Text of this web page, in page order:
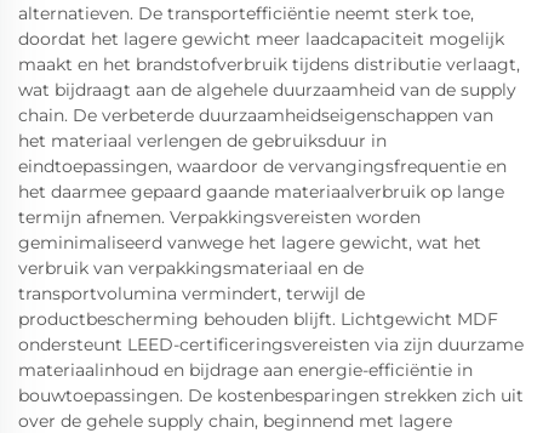
alternatieven. De transportefficiëntie neemt sterk toe,
doordat het lagere gewicht meer laadcapaciteit mogelijk
maakt en het brandstofverbruik tijdens distributie verlaagt,
wat bijdraagt aan de algehele duurzaamheid van de supply
chain. De verbeterde duurzaamheidseigenschappen van
het materiaal verlengen de gebruiksduur in
eindtoepassingen, waardoor de vervangingsfrequentie en
het daarmee gepaard gaande materiaalverbruik op lange
termijn afnemen. Verpakkingsvereisten worden
geminimaliseerd vanwege het lagere gewicht, wat het
verbruik van verpakkingsmateriaal en de
transportvolumina vermindert, terwijl de
productbescherming behouden blijft. Lichtgewicht MDF
ondersteunt LEED-certificeringsvereisten via zijn duurzame
materiaalinhoud en bijdrage aan energie-efficiëntie in
bouwtoepassingen. De kostenbesparingen strekken zich uit
over de gehele supply chain, beginnend met lagere